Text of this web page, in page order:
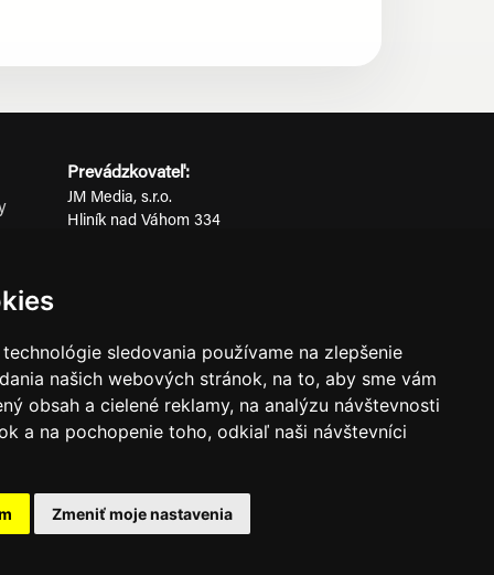
sledovania používame na zlepšenie
našich webových stránok, na to, aby sme vám
obsah a cielené reklamy, na analýzu návštevnosti
a na pochopenie toho, odkiaľ naši návštevníci
Zmeniť moje nastavenia
Prevádzkovateľ:
JM Media, s.r.o.
Hliník nad Váhom 334
0911 955 646
súhlasu prevádzkovateľa.
ich vlastníkov.